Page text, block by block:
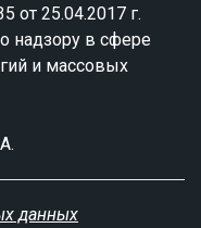
от 25.04.2017 г.
надзору в сфере
и массовых
данных